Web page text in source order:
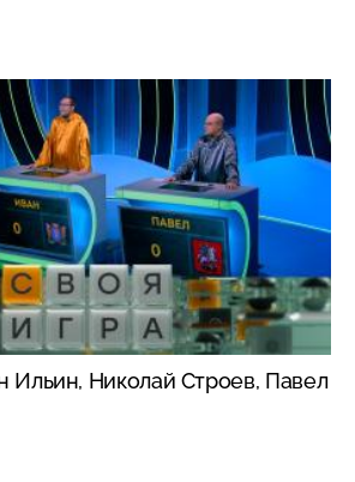
Ильин, Николай Строев, Павел